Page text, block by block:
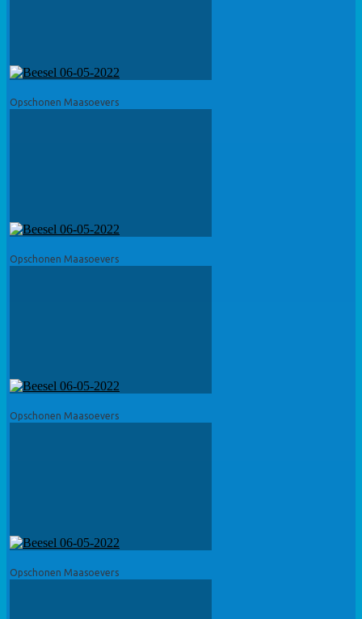
Opschonen Maasoevers
Opschonen Maasoevers
Opschonen Maasoevers
Opschonen Maasoevers